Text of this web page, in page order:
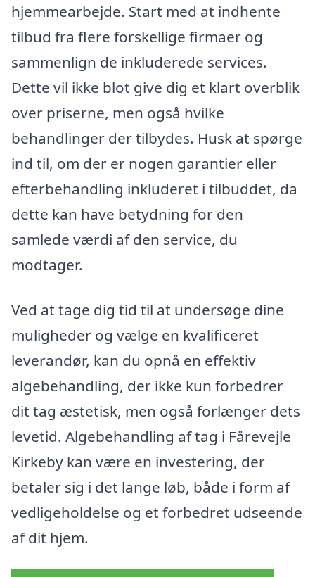
hjemmearbejde. Start med at indhente
tilbud fra flere forskellige firmaer og
sammenlign de inkluderede services.
Dette vil ikke blot give dig et klart overblik
over priserne, men også hvilke
behandlinger der tilbydes. Husk at spørge
ind til, om der er nogen garantier eller
efterbehandling inkluderet i tilbuddet, da
dette kan have betydning for den
samlede værdi af den service, du
modtager.
Ved at tage dig tid til at undersøge dine
muligheder og vælge en kvalificeret
leverandør, kan du opnå en effektiv
algebehandling, der ikke kun forbedrer
dit tag æstetisk, men også forlænger dets
levetid. Algebehandling af tag i Fårevejle
Kirkeby kan være en investering, der
betaler sig i det lange løb, både i form af
vedligeholdelse og et forbedret udseende
af dit hjem.